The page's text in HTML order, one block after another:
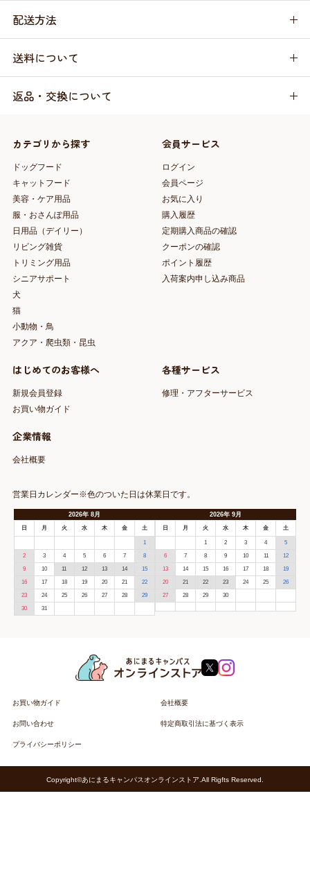
配送方法
送料について
返品・交換について
カテゴリから探す
ドッグフード
キャットフード
美容・ケア用品
服・おさんぽ用品
日用品（デイリー）
リビング雑貨
トリミング用品
シニアサポート
犬
猫
小動物・鳥
アクア・爬虫類・昆虫
会員サービス
ログイン
会員ページ
お気に入り
購入履歴
定期購入商品の確認
クーポンの確認
ポイント履歴
入荷案内申し込み商品
はじめてのお客様へ
新規会員登録
お買い物ガイド
各種サービス
修理・アフターサービス
企業情報
会社概要
営業日カレンダー※色のついた日は休業日です。
2026年 8月
日 月 火 水 木 金 土
1
2 3 4 5 6 7 8
9 10 11 12 13 14 15
16 17 18 19 20 21 22
23 24 25 26 27 28 29
30 31
2026年9月
日 月 火 水 木 金 土
1 2 3 4 5
6 7 8 9 10 11 12
13 14 15 16 17 18 19
20 21 22 23 24 25 26
27 28 29 30
お買い物ガイド 会社概要
お問い合わせ 特定商取引法に基づく表示
プライバシーポリシー
Copyright©あにまるキャンパスオンラインストア.All Rigfts Reserved.